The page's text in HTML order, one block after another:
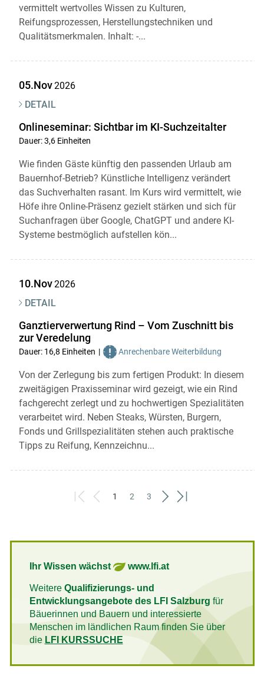
vermittelt wertvolles Wissen zu Kulturen,
Reifungsprozessen, Herstellungstechniken und
Qualitätsmerkmalen. Inhalt: -...
05.Nov2026
DETAIL
Onlineseminar: Sichtbar im KI-Suchzeitalter
Dauer: 3,6 Einheiten
Wie finden Gäste künftig den passenden Urlaub am
Bauernhof-Betrieb? Künstliche Intelligenz verändert
das Suchverhalten rasant. Im Kurs wird vermittelt, wie
Höfe ihre Online-Präsenz gezielt stärken und sich für
Suchanfragen über Google, ChatGPT und andere KI-
Systeme bestmöglich aufstellen kön...
10.Nov2026
DETAIL
Ganztierverwertung Rind – Vom Zuschnitt bis
zur Veredelung
Dauer: 16,8 Einheiten Anrechenbare Weiterbildung
Von der Zerlegung bis zum fertigen Produkt: In diesem
zweitägigen Praxisseminar wird gezeigt, wie ein Rind
fachgerecht zerlegt und zu hochwertigen Spezialitäten
verarbeitet wird. Neben Steaks, Würsten, Burgern,
Fonds und Grillspezialitäten stehen auch praktische
Tipps zu Reifung, Kennzeichnu...
First Previous
1 2 3
Next Last
Ihr Wissen wächst www.lfi.at
Weitere Qualifizierungs- und
Entwicklungsangebote des LFI Salzburg für
Bäuerinnen und Bauern und interessierte
Menschen im ländlichen Raum finden Sie über
die LFI KURSSUCHE